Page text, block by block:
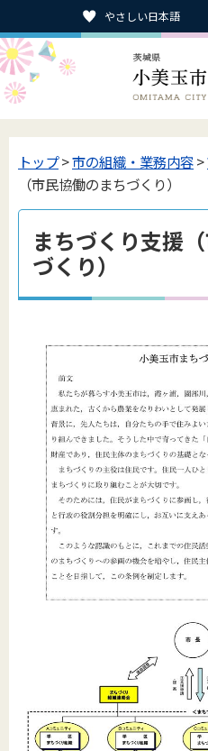
やさしい日本語
トップ>市の組織・業務内容>
（市民協働のまちづくり）
まちづくり支援
づくり）